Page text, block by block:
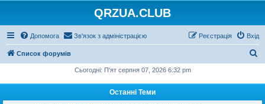
QRZUA.CLUB
Допомога Зв'язок з адміністрацією Вхід
Реєстрація
Список форумів
Сьогодні: П'ят серпня 07, 2026 6:32 pm
Останні Теми